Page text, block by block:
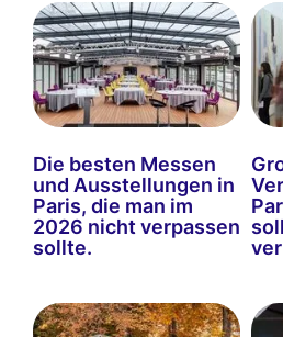
Die besten Messen
und Ausstellungen in
Paris, die man im
2026 nicht verpassen
sollte.